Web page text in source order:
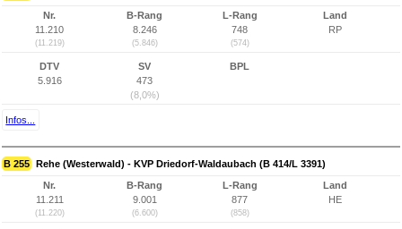
Nr.
11.210
(11.219)
B-Rang
8.246
(5.846)
L-Rang
748
(574)
Land
RP
DTV
5.916
SV
473
(8,0%)
BPL
Infos...
B 255 Rehe (Westerwald) - KVP Driedorf-Waldaubach (B 414/L 3391)
Nr.
11.211
(11.220)
B-Rang
9.001
(6.600)
L-Rang
877
(858)
Land
HE